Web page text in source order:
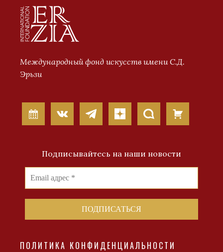
Международный фонд искусств имени С.Д.
Эрьзи
Подписывайтесь на наши новости
ПОЛИТИКА КОНФИДЕНЦИАЛЬНОСТИ